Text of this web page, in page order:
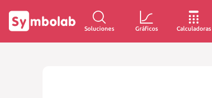
Soluciones Gráficos Calculadoras